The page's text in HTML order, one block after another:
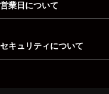
営業日について
セキュリティについて